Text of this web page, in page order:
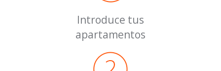
Introduce tus
apartamentos